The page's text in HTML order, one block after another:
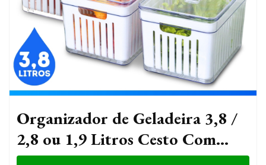
Organizador de Geladeira 3,8 /
2,8 ou 1,9 Litros Cesto Com
Tampa Multiuso Alimentos